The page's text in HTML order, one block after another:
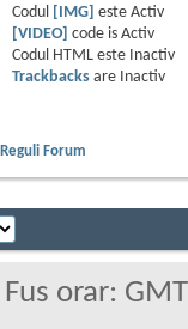
Codul
[IMG] este Activ
[VIDEO] code is Activ
Codul HTML este
Inactiv
Trackbacksare
Inactiv
Reguli Forum
Fus orar: